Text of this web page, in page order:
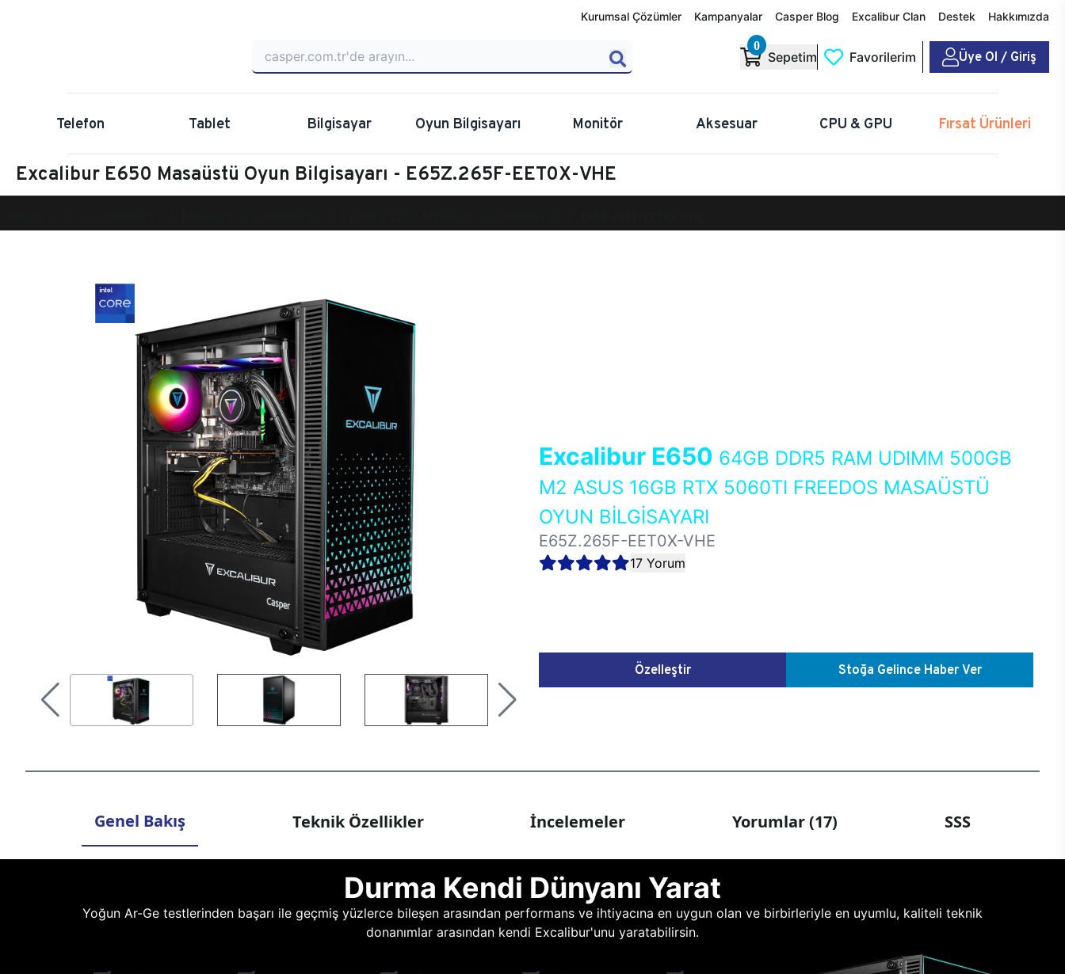
Kurumsal Çözümler Kampanyalar Casper Blog Excalibur Clan Destek Hakkımızda
0
Sepetim Favorilerim Üye Ol / Giriş
Telefon Tablet Bilgisayar Oyun Bilgisayarı Monitör Aksesuar CPU & GPU Fırsat Ürünleri
Excalibur E650 Masaüstü Oyun Bilgisayarı - E65Z.265F-EET0X-VHE
Excalibur E650 64GB DDR5 RAM UDIMM 500GB
M2 ASUS 16GB RTX 5060TI FREEDOS MASAÜSTÜ
OYUN BİLGİSAYARI
E65Z.265F-EET0X-VHE
17 Yorum
Özelleştir Stoğa Gelince Haber Ver
Genel Bakış Teknik Özellikler İncelemeler Yorumlar (17) SSS
Durma Kendi Dünyanı Yarat
Yoğun Ar-Ge testlerinden başarı ile geçmiş yüzlerce bileşen arasından performans ve ihtiyacına en uygun olan ve birbirleriyle en uyumlu, kaliteli teknik
donanımlar arasından kendi Excalibur'unu yaratabilirsin.